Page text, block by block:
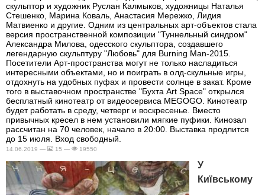
скульптор и художник Руслан Калмыков, художницы Наталья
Стешенко, Марина Коваль, Анастасия Мережко, Лидия
Матвиенко и другие. Одним из центральных арт-объектов стала
версия пространственной композиции "Туннельный синдром"
Александра Милова, одесского скульптора, создавшего
легендарную скульптуру "Любовь" для Burning Man-2015.
Посетители Арт-пространства могут не только насладиться
интересными объектами, но и поиграть в олд-скульные игры,
отдохнуть на удобных пуфах и провести солнце в закат. Кроме
того в выставочном пространстве "Бухта Art Space" открылся
бесплатный кинотеатр от видеосервиса MEGOGO. Кинотеатр
будет работать в среду, четверг и воскресенье. Вместо
привычных кресел в нем установили мягкие пуфики. Кинозал
рассчитан на 70 человек, начало в 20:00. Выставка продлится
до 15 июля. Вход свободный.
14.06.2019 — 15 — 19550
У
Київському